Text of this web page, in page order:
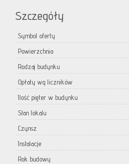
Szczegóły
Symbol oferty
Powierzchnia
Rodzaj budynku
Opłaty wg liczników
Ilość pięter w budynku
Stan lokalu
Czynsz
Instalacje
Rok budowy